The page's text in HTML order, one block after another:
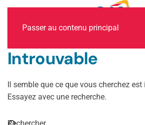
Passer au contenu principal
Introuvable
Il semble que ce que vous cherchez
Essayez avec une recherche.